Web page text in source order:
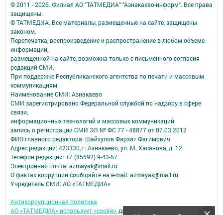
© 2011 - 2026. Филиал АО "ТАТМЕДИА" "Азнакаево-информ". Все права
защищены.
© ТАТМЕДИА. Все материалы, размещенные на сайте, защищены
законом.
Перепечатка, воспроизведение и распространение в любом объеме
информации,
размещенной на сайте, возможна только с письменного согласия
редакций СМИ.
При поддержке Республиканского агентства по печати и массовым
коммуникациям.
Наименование СМИ: Азнакаево
СМИ зарегистрировано Федеральной службой по надзору в сфере
связи,
информационных технологий и массовых коммуникаций
запись о регистрации СМИ ЭЛ № ФС 77 - 48877 от 07.03.2012
ФИО главного редактора: Шайхулов Фархат Фагимович
Адрес редакции: 423330, г. Азнакаево, ул. М. Хасанова, д. 12
Телефон редакции: +7 (85592) 9-43-57
Электронная почта: azmayak@mail.ru
О фактах коррупции сообщайте на e-mail: azmayak@mail.ru
Учредитель СМИ: АО «ТАТМЕДИА»
Антикоррупционная политика
АО «ТАТМЕДИА» использует «cookie»для персонализации сервисов и